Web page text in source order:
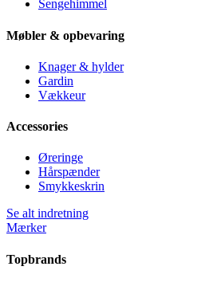
Sengehimmel
Møbler & opbevaring
Knager & hylder
Gardin
Vækkeur
Accessories
Øreringe
Hårspænder
Smykkeskrin
Se alt indretning
Mærker
Topbrands